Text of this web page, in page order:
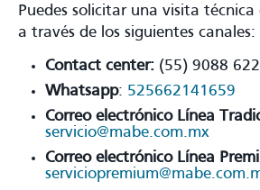
Puedes solicitar una visita técnica
a través de los siguientes canales:
Contact center: (55) 9088
Whatsapp: 525662141659
Correo electrónico Línea
servicio@mabe.com.mx
Correo electrónico Línea